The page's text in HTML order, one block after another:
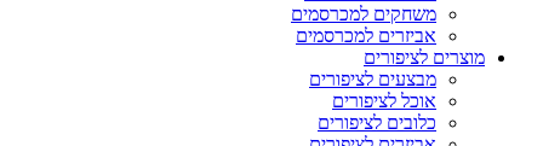
משחקים למכרסמים
אביזרים למכרסמים
מוצרים לציפורים
מבצעים לציפורים
אוכל לציפורים
כלובים לציפורים